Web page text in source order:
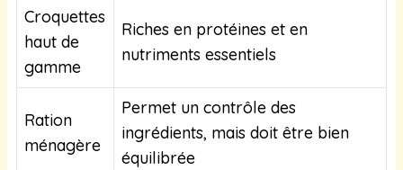
Croquettes
haut de
gamme
Riches en protéines et en
nutriments essentiels
Ration
ménagère
Permet un contrôle des
ingrédients, mais doit être bien
équilibrée